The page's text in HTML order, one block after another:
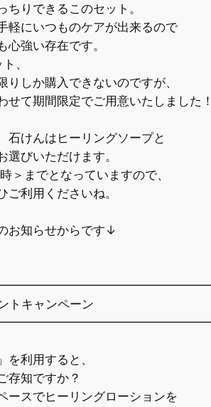
りできるこのセット。
軽にいつものケアが出来るので
強い存在です。
、
しか購入できないのですが、
て期間限定でご用意いたしました！
けんはヒーリングソープと
びいただけます。
＞までとなっていますので、
利用くださいね。
お知らせからです↓
トキャンペーン
利用すると、
知ですか？
ースでヒーリングローションを